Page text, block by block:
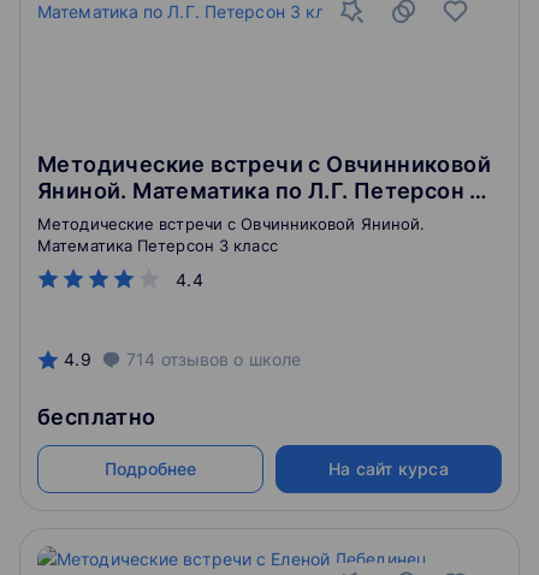
Методические встречи с Овчинниковой
Яниной. Математика по Л.Г. Петерсон 3
класс
4.4
Методические встречи с Овчинниковой Яниной.
Математика Петерсон 3 класс
4.9 714 отзывов о школе
бесплатно
Подробнее На сайт курса